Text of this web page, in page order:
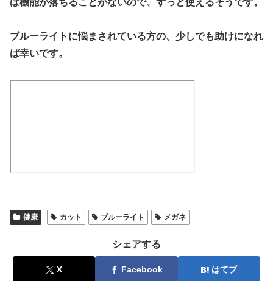
ブルーライトに悩まされている方の、少しでも助けになれ
ば幸いです。
健康 カット ブルーライト メガネ
シェアする
X Facebook はてブ